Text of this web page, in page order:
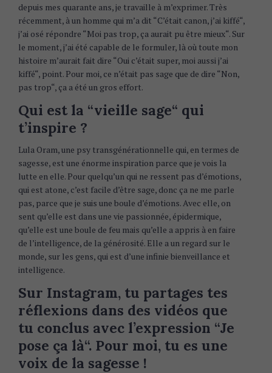
depuis mes quarante ans, je travaille à m’exprimer. Très
récemment, à un homme qui m’a dit “C’était canon, j’ai kiffé“,
j’ai osé répondre “Moi pas trop, ça aurait pu être mieux“. Sur
le moment, j’ai été capable de le formuler, là où toute mon
histoire m’aurait fait dire “Oui c’était super, moi aussi j’ai
kiffé“, point. Pour moi, ce n’était pas sage que de dire “Non,
pas trop“, ça a été un gros effort.
Qui est la “vieille sage“ qui
t’inspire ?
Lula Oram, une psy transgénérationnelle qui, en termes de
sagesse, est une énorme inspiration parce que je vois la
lutte en elle. Pour quelqu’un qui ne ressent pas d’émotions,
qui est atone, c’est facile d’être sage, donc ça ne me parle
pas, parce que je suis une boule d’émotions. Avec elle, on
sent qu’elle est dans une vie passionnée, épidermique,
qu’elle est une boule de feu mais qu’elle a appris à en faire
de l’intelligence, de la générosité. Elle a un regard sur le
monde, sur les gens, qui est d’une infinie bienveillance et
intelligence.
Sur Instagram, tu partages tes
réflexions dans des vidéos que
tu conclus avec l’expression “Je
pose ça là“. Pour moi, tu es une
voix de la sagesse !
S
h